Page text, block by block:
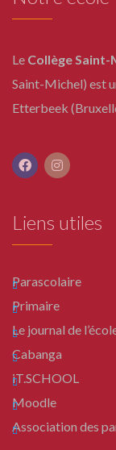
Le Collège Saint-
Saint-Michel) est
Etterbeek
Liens utiles
Parascolaire
Primaire
Le journal de
Cabanga
iT.SCHOOL
Moodle
Association des